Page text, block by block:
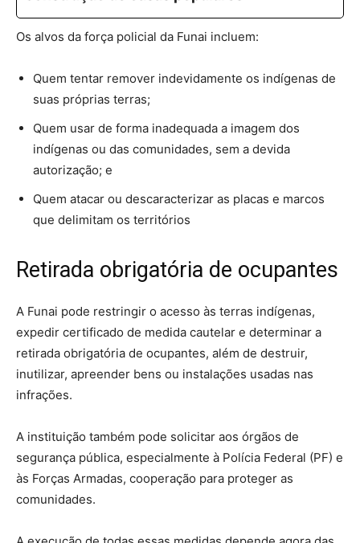
Os alvos da força policial da Funai incluem:
Quem tentar remover indevidamente os indígenas de
suas próprias terras;
Quem usar de forma inadequada a imagem dos
indígenas ou das comunidades, sem a devida
autorização; e
Quem atacar ou descaracterizar as placas e marcos
que delimitam os territórios
Retirada obrigatória de ocupantes
A Funai pode restringir o acesso às terras indígenas,
expedir certificado de medida cautelar e determinar a
retirada obrigatória de ocupantes, além de destruir,
inutilizar, apreender bens ou instalações usadas nas
infrações.
A instituição também pode solicitar aos órgãos de
segurança pública, especialmente à Polícia Federal (PF) e
às Forças Armadas, cooperação para proteger as
comunidades.